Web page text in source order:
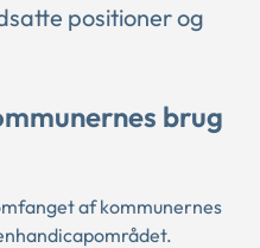
positioner og
brug
af kommunernes